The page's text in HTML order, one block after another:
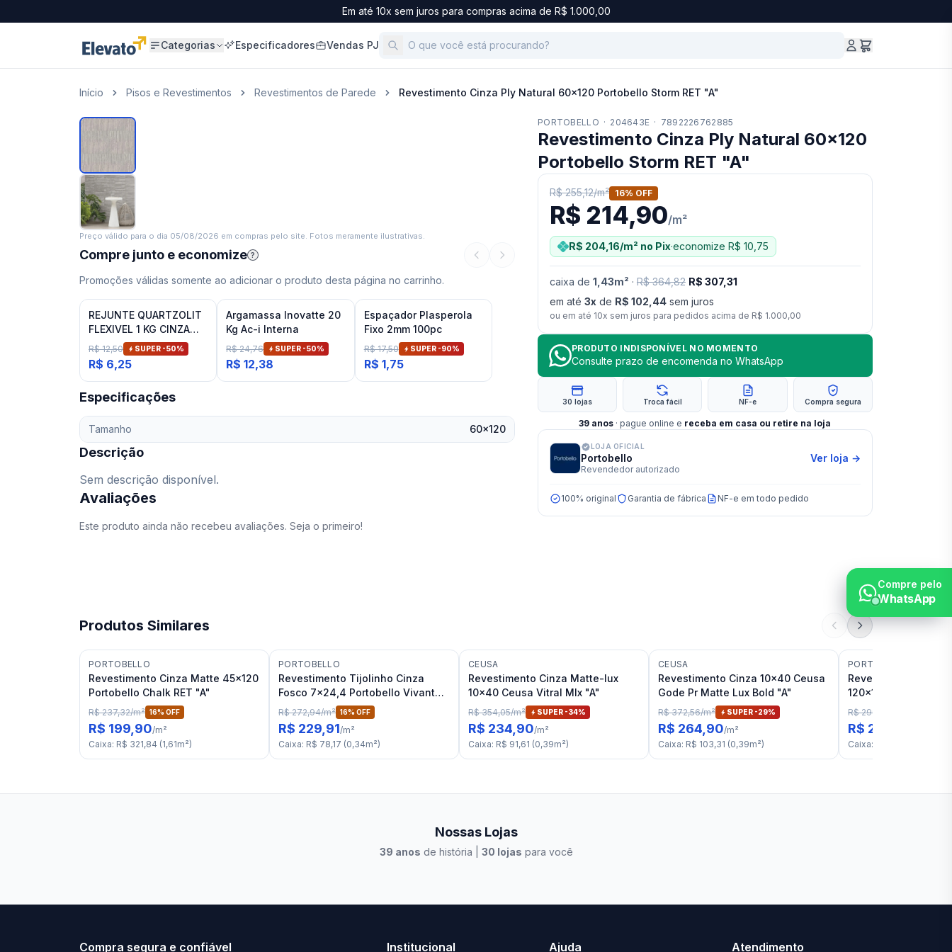
Em até 10x sem juros para compras acima de R$ 1.000,00
Categorias Especificadores Vendas PJ
Início Pisos e Revestimentos Revestimentos de Parede Revestimento Cinza Ply Natural 60x120 Portobello Storm RET "A"
Preço válido para o dia 05/08/2026 em compras pelo site. Fotos meramente ilustrativas.
Compre junto e economize ?
Promoções válidas somente ao adicionar o produto desta página no carrinho.
REJUNTE QUARTZOLIT
FLEXIVEL 1 KG CINZA
ARTICO
R$ 12,50 SUPER -50%
R$ 6,25
Argamassa Inovatte 20
Kg Ac-i Interna
R$ 24,76 SUPER -50%
R$ 12,38
Espaçador Plasperola
Fixo 2mm 100pc
R$ 17,50 SUPER -90%
R$ 1,75
Especificações
Tamanho 60x120
Descrição
Sem descrição disponível.
Avaliações
Este produto ainda não recebeu avaliações. Seja o primeiro!
PORTOBELLO · 204643E · 7892226762885
Revestimento Cinza Ply Natural 60x120
Portobello Storm RET "A"
R$ 255,12/m² 16% OFF
R$ 214,90/m²
R$ 204,16/m² no Pix·economize R$ 10,75
caixa de 1,43m² · R$ 364,82 R$ 307,31
em até 3x de R$ 102,44sem juros
ou em até 10x sem juros para pedidos acima de R$ 1.000,00
PRODUTO INDISPONÍVEL NO MOMENTO
Consulte prazo de encomenda no WhatsApp
30 lojas Troca fácil NF-e Compra segura
39 anos · pague online e receba em casa ou retire na loja
LOJA OFICIAL
Portobello
Revendedor autorizado
Ver loja →
100% original Garantia de fábrica NF-e em todo pedido
Produtos Similares
PORTOBELLO
Revestimento Cinza Matte 45x120
Portobello Chalk RET "A"
R$ 237,32/m² 16% OFF
R$ 199,90/m²
Caixa: R$ 321,84 (1,61m²)
PORTOBELLO
Revestimento Tijolinho Cinza
Fosco 7x24,4 Portobello Vivant
Ligne Sauge Mate Bold "A"
R$ 272,94/m² 16% OFF
R$ 229,91/m²
Caixa: R$ 78,17 (0,34m²)
CEUSA
Revestimento Cinza Matte-lux
10x40 Ceusa Vitral Mlx "A"
R$ 354,05/m² SUPER -34%
R$ 234,90/m²
Caixa: R$ 91,61 (0,39m²)
CEUSA
Revestimento Cinza 10x40 Ceusa
Gode Pr Matte Lux Bold "A"
R$ 372,56/m² SUPER -29%
R$ 264,90/m²
Caixa: R$ 103,31 (0,39m²)
PORTOBELLO
Revestimento Cinza
120x120 Portobello
Breeze RET "A"
R$ 299,06
R$ 279,90
Caixa:
Nossas Lojas
39 anos de história | 30 lojas para você
Elevato Xangri-Lá
Compra segura e confiável
Institucional Ajuda Atendimento
Compre pelo
WhatsApp